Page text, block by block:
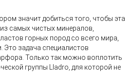
значит добиться того, чтобы эта
самых чистых минералов,
горных пород со всего мира,
Это задача специалистов
Только так можно воплотить
группы Lladro, для которой не